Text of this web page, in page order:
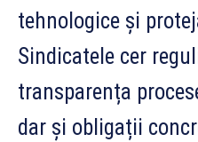
tehnologice și
Sindicatele cer
transparența
dar și obligații